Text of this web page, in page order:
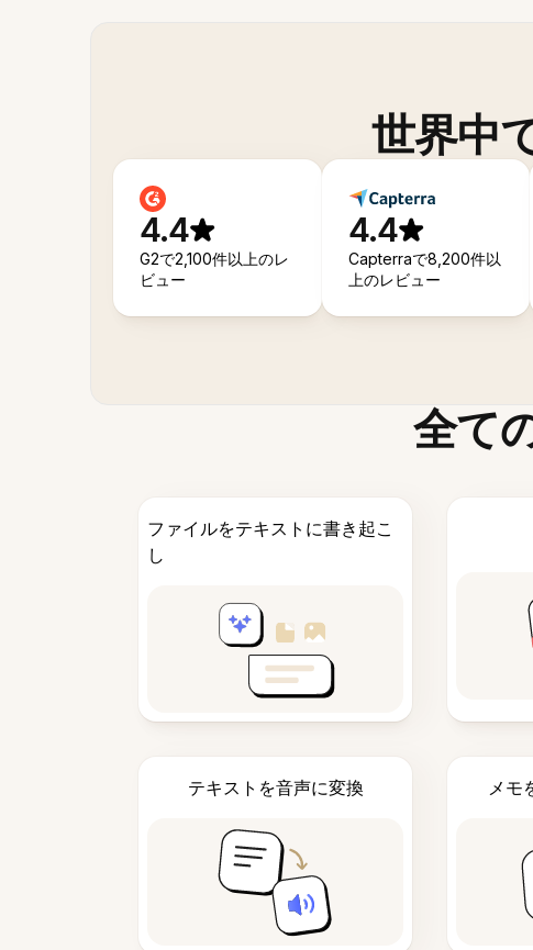
世界中
4.4
G2で2,100件以上のレ
ビュー
4.4
Capterraで8,200件以
上のレビュー
全て
ファイルをテキストに書き起こ
し
テキストを音声に変換 メモ